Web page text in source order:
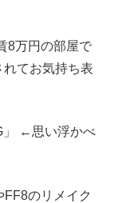
8万円の部屋で
てお気持ち表
」 ←思い浮かべ
FF8のリメイク